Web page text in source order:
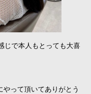
じで本人もとっても大喜
って頂いてありがとう